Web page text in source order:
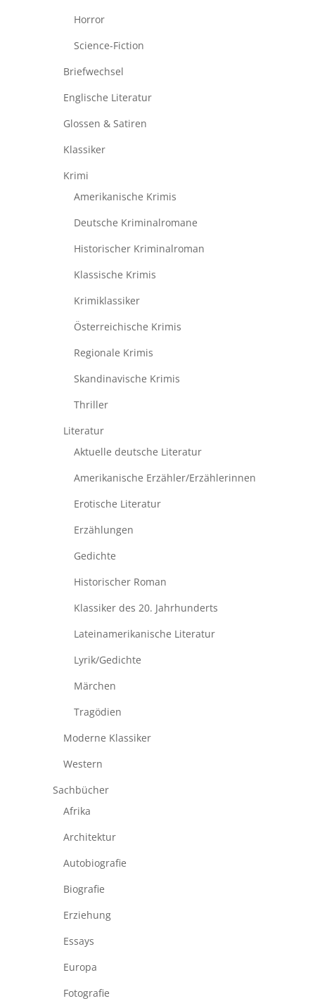
Horror
Science-Fiction
Briefwechsel
Englische Literatur
Glossen & Satiren
Klassiker
Krimi
Amerikanische Krimis
Deutsche Kriminalromane
Historischer Kriminalroman
Klassische Krimis
Krimiklassiker
Österreichische Krimis
Regionale Krimis
Skandinavische Krimis
Thriller
Literatur
Aktuelle deutsche Literatur
Amerikanische Erzähler/Erzählerinnen
Erotische Literatur
Erzählungen
Gedichte
Historischer Roman
Klassiker des 20. Jahrhunderts
Lateinamerikanische Literatur
Lyrik/Gedichte
Märchen
Tragödien
Moderne Klassiker
Western
Sachbücher
Afrika
Architektur
Autobiografie
Biografie
Erziehung
Essays
Europa
Fotografie